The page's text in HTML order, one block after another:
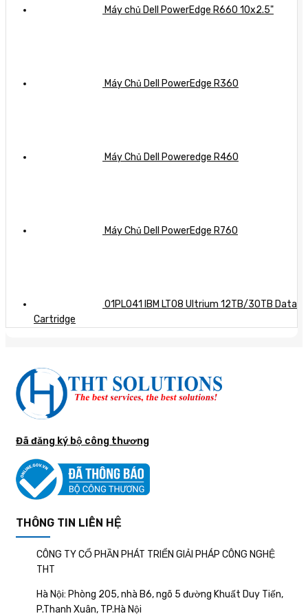
Máy chủ Dell PowerEdge R660 10x2.5"
Máy Chủ Dell PowerEdge R360
Máy Chủ Dell Poweredge R460
Máy Chủ Dell PowerEdge R760
01PL041 IBM LTO8 Ultrium 12TB/30TB Data
Cartridge
Đã đăng ký bộ công thương
THÔNG TIN LIÊN HỆ
CÔNG TY CỔ PHẦN PHÁT TRIỂN GIẢI PHÁP CÔNG NGHỆ
THT
Hà Nội: Phòng 205, nhà B6, ngõ 5 đường Khuất Duy Tiến,
P.Thanh Xuân, TP.Hà Nội